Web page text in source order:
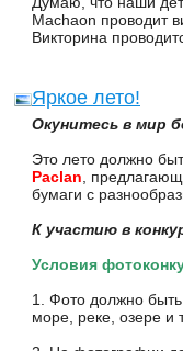
Machaon проводит
Викторина
Яркое лето!
Окунитесь в мир
Это лето должно
Paclan ,
бумаги с
К участию в
Условия
1. Фото должно
море, реке, озере и